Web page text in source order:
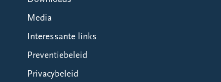
Media
Interessante links
Preventiebeleid
Privacybeleid